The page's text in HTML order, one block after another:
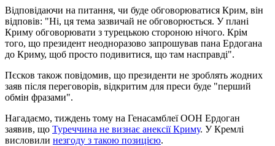
Відповідаючи на питання, чи буде обговорюватися Крим, він
відповів: "Ні, ця тема зазвичай не обговорюється. У плані
Криму обговорювати з турецькою стороною нічого. Крім
того, що президент неодноразово запрошував пана Ердогана
до Криму, щоб просто подивитися, що там насправді".
Пєсков також повідомив, що президенти не зроблять жодних
заяв після переговорів, відкритим для преси буде "перший
обмін фразами".
Нагадаємо, тиждень тому на Генасамблеї ООН Ердоган
заявив, що Туреччина не визнає анексії Криму. У Кремлі
висловили незгоду з такою позицією.